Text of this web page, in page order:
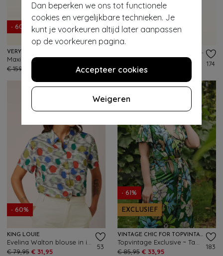
Dan beperken we ons tot functionele
cookies en vergelijkbare technieken. Je
kunt je voorkeuren altijd later aanpassen
op de voorkeuren pagina.
Accepteer cookies
Weigeren
- 60%
VERY CHERRY
Maxima wikkeljurk in aquarel flowers
€ 159,95
- 60%
YOU’RE MY LOBSTER BY K-DESIGN
€ 105,95 € 41,95
174
- 60%
KING LOUIE
€ 79,95 € 31,95
53
- 61%
EXCLUSIEF
VINTAGE CHIC FOR TOPVINTAGE
€ 85,95 € 33,95
183